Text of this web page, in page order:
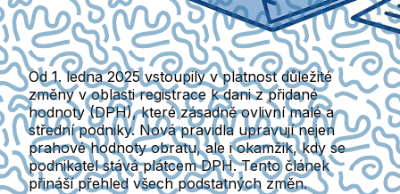
Od 1. ledna 2025 vstoupily v platnost důležité
změny v oblasti registrace k dani z přidané
hodnoty (DPH), které zásadně ovlivní malé a
střední podniky. Nová pravidla upravují nejen
prahové hodnoty obratu, ale i okamžik, kdy se
podnikatel stává plátcem DPH. Tento článek
přináší přehled všech podstatných změn.